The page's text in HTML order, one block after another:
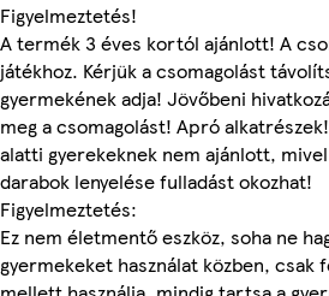
Figyelmeztetés!
A termék 3 éves kortól ajánlott! A
játékhoz. Kérjük a csomagolást
gyermekének adja! Jövőbeni
meg a csomagolást! Apró
alatti gyerekeknek nem ajánlott,
darabok lenyelése fulladást okozhat!
Figyelmeztetés:
Ez nem életmentő eszköz, soha ne
gyermekeket használat közben,